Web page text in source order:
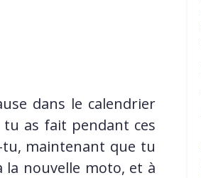
dans le calendrier
as fait pendant ces
tu, maintenant que tu
nouvelle moto, et à